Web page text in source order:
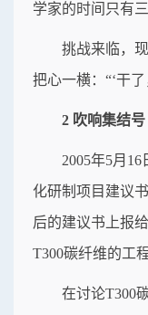
学家的时间只有三
挑战来临，
把心一横：“‘干
2 吹响集结号
2005年5月
化研制项目建议
后的建议书上报
T300碳纤维的工
在讨论T300